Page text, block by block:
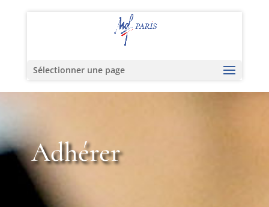
Sélectionner une page
Adhérer